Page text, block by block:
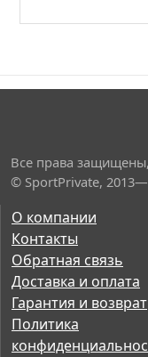
Все права защищены,
© SportPrivate,
О компании
Контакты
Обратная связь
Доставка и оплата
Гарантия и возврат
Политика